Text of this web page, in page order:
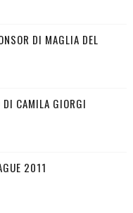
DI MAGLIA DEL
DI CAMILA GIORGI
2011